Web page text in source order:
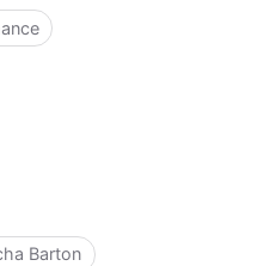
Barton